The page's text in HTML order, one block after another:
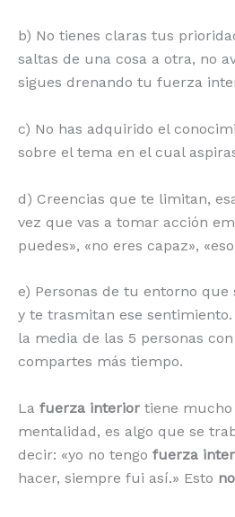
b) No tienes claras tus
saltas de una cosa a otra, no
sigues drenando tu fuerza
c) No has adquirido el
sobre el tema en el cual
d) Creencias que te limitan,
vez que vas a tomar acción
puedes», «no eres capaz»,
e) Personas de tu entorno que
y te trasmitan ese
la media de las 5 personas
compartes más tiempo.
La fuerza interior tiene
mentalidad, es algo que se
decir: «yo no tengo fuerza
hacer, siempre fui así.» Esto no